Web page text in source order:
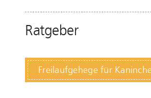
Ratgeber
Freilaufgehege für